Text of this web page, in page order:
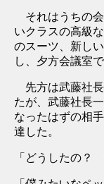
それはうちの会
いクラスの高級
のスーツ、新し
し、夕方会議室
先方は武藤社長
たが、武藤社長
なったはずの相
達した。
「どうしたの？